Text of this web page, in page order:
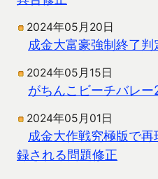
2024年05月20日
成金大富豪強制終了
2024年05月15日
がちんこビーチバレー
2024年05月01日
成金大作戦究極版で
録される問題修正